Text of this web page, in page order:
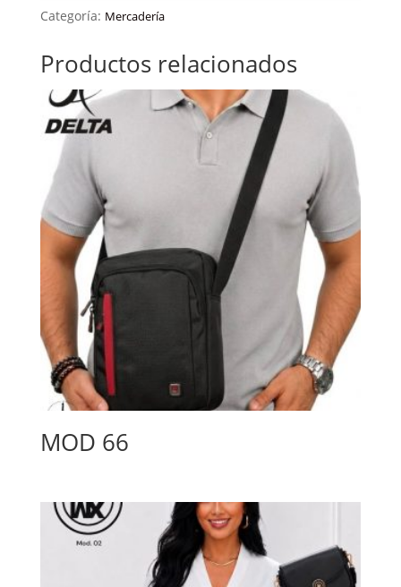
Categoría: Mercadería
Productos relacionados
MOD 66